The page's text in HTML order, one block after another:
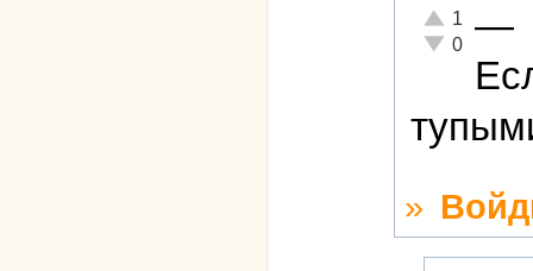
Отлично!
1
Неадекватно!
0 —
»